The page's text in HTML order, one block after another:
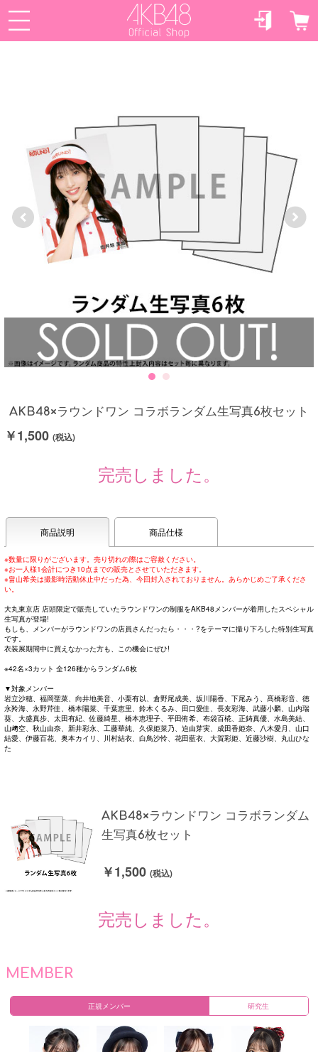
AKB48×ラウンドワン コラボランダム生写真6枚セット
￥1,500 (税込)
完売しました。
商品説明 商品仕様
※数量に限りがございます。売り切れの際はご容赦ください。
※お一人様1会計につき10点までの販売とさせていただきます。
※畠山希美は撮影時活動休止中だった為、今回封入されておりません。あらかじめご了承くださ
い。
大丸東京店 店頭限定で販売していたラウンドワンの制服をAKB48メンバーが着用したスペシャル
生写真が登場!
もしも、メンバーがラウンドワンの店員さんだったら・・・?をテーマに撮り下ろした特別生写真
です。
衣装展期間中に買えなかった方も、この機会にぜひ!
※42名×3カット 全126種からランダム6枚
▼対象メンバー
岩立沙穂、福岡聖菜、向井地美音、小栗有以、倉野尾成美、坂川陽香、下尾みう、髙橋彩音、徳
永羚海、永野芹佳、橋本陽菜、千葉恵里、鈴木くるみ、田口愛佳、長友彩海、武藤小麟、山内瑞
葵、大盛真歩、太田有紀、佐藤綺星、橋本恵理子、平田侑希、布袋百椛、正鋳真優、水島美結、
山﨑空、秋山由奈、新井彩永、工藤華純、久保姫菜乃、迫由芽実、成田香姫奈、八木愛月、山口
結愛、伊藤百花、奥本カイリ、川村結衣、白鳥沙怜、花田藍衣、大賀彩姫、近藤沙樹、丸山ひな
た
AKB48×ラウンドワン コラボランダム
生写真6枚セット
￥1,500 (税込)
完売しました。
MEMBER
正規メンバー 研究生